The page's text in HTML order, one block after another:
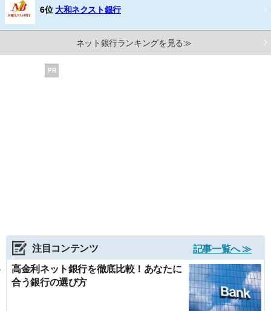
6位 大和ネクスト銀行
ネット銀行ランキングを見る≫
PR
注目コンテンツ
記事一覧へ ≫
高金利ネット銀行を徹底比較！あなたに
合う銀行の選び方